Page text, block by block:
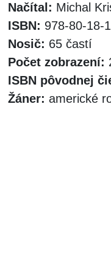
Načítal: Michal
ISBN: 978-80-18-
Nosič: 65 častí
Počet zobrazení:
ISBN pôvodnej
Žáner: americké